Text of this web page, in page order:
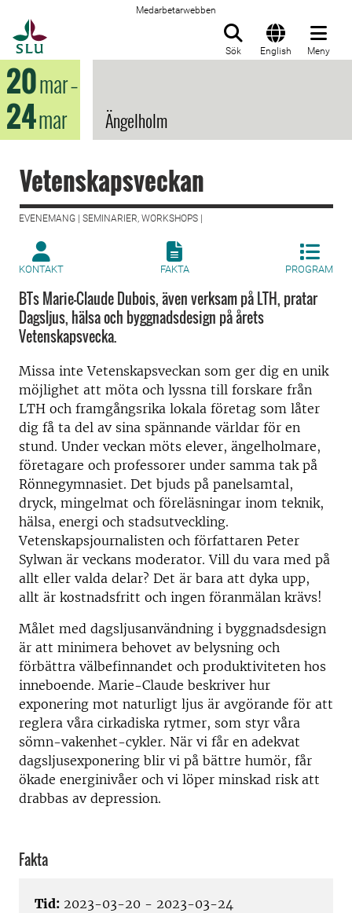
Medarbetarwebben
Sök English Meny
20mar–
24mar Ängelholm
Vetenskapsveckan
EVENEMANG | SEMINARIER, WORKSHOPS |
KONTAKT FAKTA PROGRAM
BTs Marie-Claude Dubois, även verksam på LTH, pratar
Dagsljus, hälsa och byggnadsdesign på årets
Vetenskapsvecka.
Missa inte Vetenskapsveckan som ger dig en unik
möjlighet att möta och lyssna till forskare från
LTH och framgångsrika lokala företag som låter
dig få ta del av sina spännande världar för en
stund. Under veckan möts elever, ängelholmare,
företagare och professorer under samma tak på
Rönnegymnasiet. Det bjuds på panelsamtal,
dryck, mingelmat och föreläsningar inom teknik,
hälsa, energi och stadsutveckling.
Vetenskapsjournalisten och författaren Peter
Sylwan är veckans moderator. Vill du vara med på
allt eller valda delar? Det är bara att dyka upp,
allt är kostnadsfritt och ingen föranmälan krävs!
Målet med dagsljusanvändning i byggnadsdesign
är att minimera behovet av belysning och
förbättra välbefinnandet och produktiviteten hos
inneboende. Marie-Claude beskriver hur
exponering mot naturligt ljus är avgörande för att
reglera våra cirkadiska rytmer, som styr våra
sömn-vakenhet-cykler. När vi får en adekvat
dagsljusexponering blir vi på bättre humör, får
ökade energinivåer och vi löper minskad risk att
drabbas av depression.
Fakta
Tid: 2023-03-20 - 2023-03-24